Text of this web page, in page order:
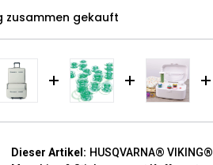
zusammen gekauft
Dieser Artikel: HUSQVARNA® VIKING®